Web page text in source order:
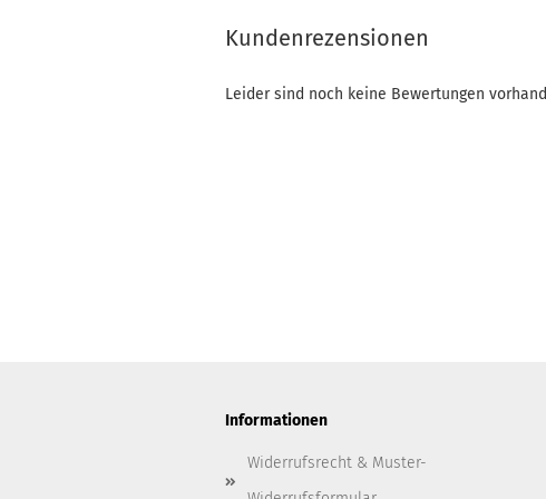
Kundenrezensionen
Leider sind noch keine Bewertungen
Informationen
Widerrufsrecht & Muster-